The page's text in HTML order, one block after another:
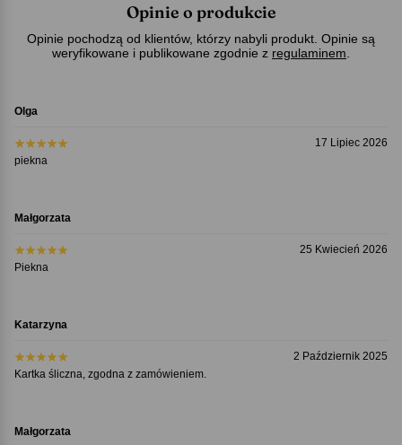
Opinie o produkcie
Opinie pochodzą od klientów, którzy nabyli produkt. Opinie są
weryfikowane i publikowane zgodnie z regulaminem
Olga
17 Lipiec 2026
piekna
Małgorzata
25 Kwiecień 2026
Piekna
Katarzyna
2 Październik 2025
Kartka śliczna, zgodna z zamówieniem.
Małgorzata